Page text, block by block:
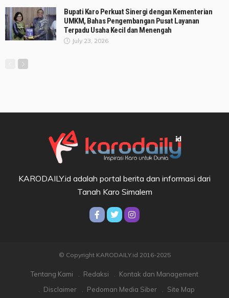
Bupati Karo Perkuat Sinergi dengan Kementerian
UMKM, Bahas Pengembangan Pusat Layanan
Terpadu Usaha Kecil dan Menengah
July 23, 2026
KARODAILY.id adalah portal berita dan informasi dari
Tanah Karo Simalem
© Copyright KARODAILY.id 2016-2025
Tentang Kami Redaksi
Kontak dan Management
Disclaimer
Pedoman Media Siber Site Map